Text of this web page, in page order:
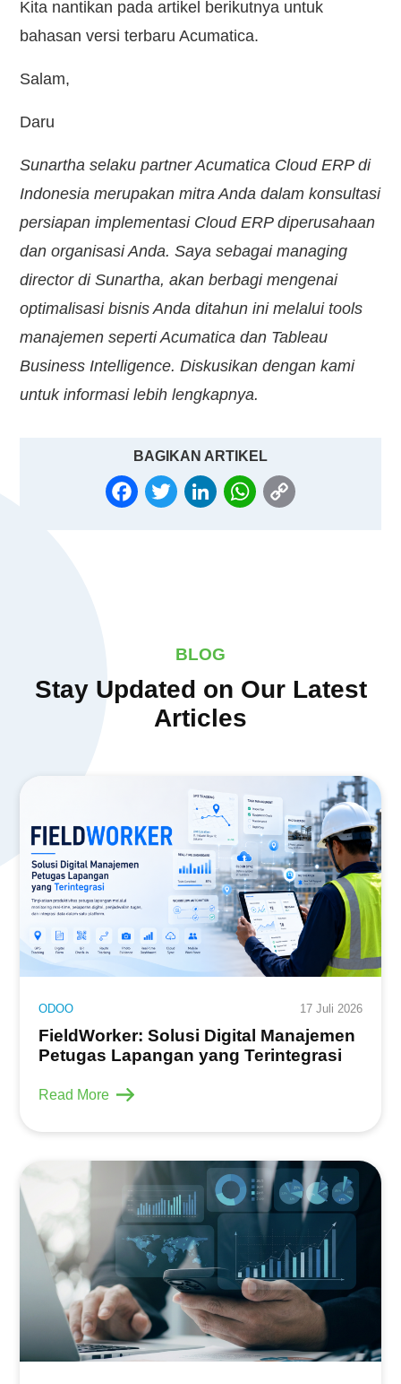
Kita nantikan pada artikel berikutnya untuk
bahasan versi terbaru Acumatica.
Salam,
Daru
Sunartha selaku partner Acumatica Cloud ERP di
Indonesia merupakan mitra Anda dalam konsultasi
persiapan implementasi Cloud ERP diperusahaan
dan organisasi Anda. Saya sebagai managing
director di Sunartha, akan berbagi mengenai
optimalisasi bisnis Anda ditahun ini melalui tools
manajemen seperti Acumatica dan Tableau
Business Intelligence. Diskusikan dengan kami
untuk informasi lebih lengkapnya.
BAGIKAN ARTIKEL
FACEBOOK
TWITTERLINKEDINWHATSAPP
BLOG
Stay Updated on Our Latest
Articles
ODOO 17 Juli 2026
FieldWorker: Solusi Digital Manajemen
Petugas Lapangan yang Terintegrasi
Read More